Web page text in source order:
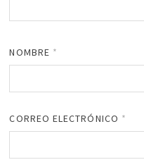
NOMBRE *
CORREO ELECTRÓNICO *